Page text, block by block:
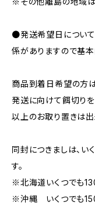
●発送希望日について
係がありますので基本
商品到着日希望の方
発送に向けて餌切り
以上のお取り置きは出
同封につきましは、
す。
※北海道いくつでも
※沖縄 いくつでも